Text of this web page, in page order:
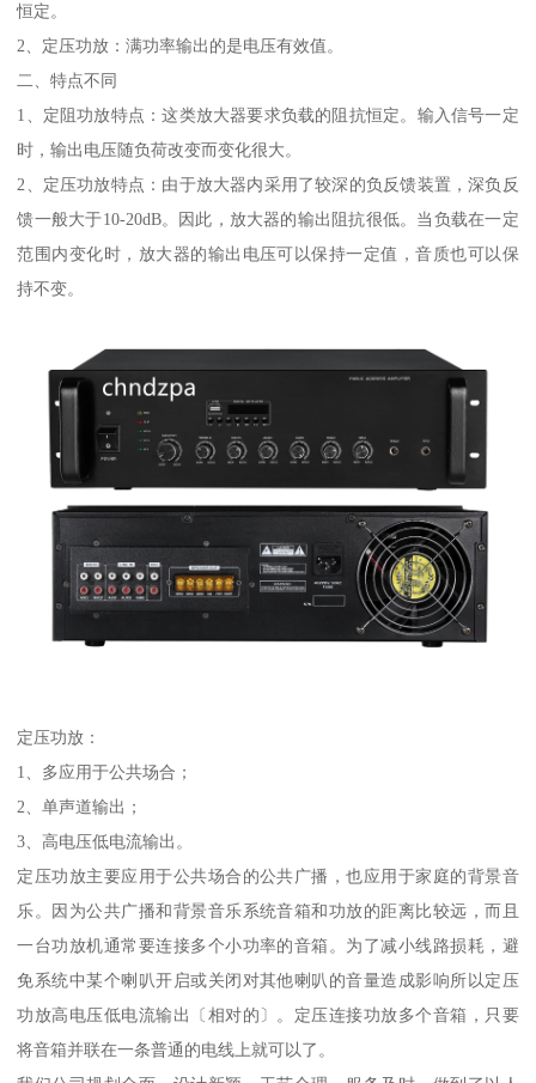
恒定。
2、定压功放：满功率输出的是电压有效值。
二、特点不同
1、定阻功放特点：这类放大器要求负载的阻抗恒定。输入信号一定
时，输出电压随负荷改变而变化很大。
2、定压功放特点：由于放大器内采用了较深的负反馈装置，深负反
馈一般大于10-20dB。因此，放大器的输出阻抗很低。当负载在一定
范围内变化时，放大器的输出电压可以保持一定值，音质也可以保
持不变。
定压功放：
1、多应用于公共场合；
2、单声道输出；
3、高电压低电流输出。
定压功放主要应用于公共场合的公共广播，也应用于家庭的背景音
乐。因为公共广播和背景音乐系统音箱和功放的距离比较远，而且
一台功放机通常要连接多个小功率的音箱。为了减小线路损耗，避
免系统中某个喇叭开启或关闭对其他喇叭的音量造成影响所以定压
功放高电压低电流输出〔相对的〕。定压连接功放多个音箱，只要
将音箱并联在一条普通的电线上就可以了。